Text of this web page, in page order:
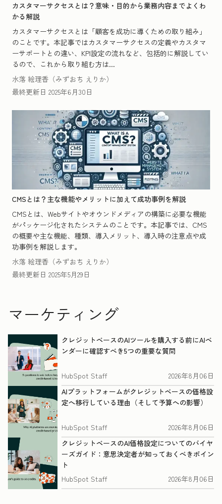
カスタマーサクセスとは？意味・目的から業務内容までよくわ
かる解説
カスタマーサクセスとは「顧客を成功に導くための取り組み」
のことです。本記事ではカスタマーサクセスの定義やカスタマ
ーサポートとの違い、KPI設定の流れなど、包括的に解説してい
るので、これから取り組む方は...
水落 絵理香（みずおち えりか）
最終更新日 2025年6月30日
CMSとは？主な機能やメリットに加えて成功事例を解説
CMSとは、Webサイトやオウンドメディアの構築に必要な機能
がパッケージ化されたシステムのことです。本記事では、CMS
の概要や主な機能、種類、導入メリット、導入時の注意点や成
功事例を解説します。
水落 絵理香（みずおち えりか）
最終更新日 2025年5月29日
マーケティング
クレジットベースのAIツールを購入する前にAIベ
ンダーに確認すべき5つの重要な質問
HubSpot Staff
2026年8月06日
AIプラットフォームがクレジットベースの価格設
定へ移行している理由（そして予算への影響）
HubSpot Staff
2026年8月06日
クレジットベースのAI価格設定についてのバイヤ
ーズガイド：意思決定者が知っておくべきポイン
ト
HubSpot Staff
2026年8月06日